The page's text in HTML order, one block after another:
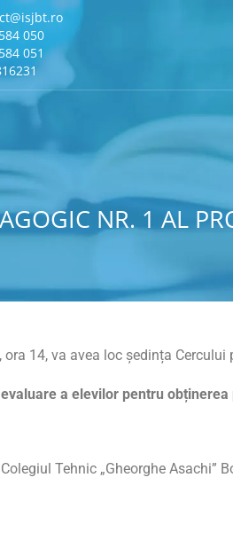
050
051
NR. 1 AL
ora 14, va avea loc ședința
a elevilor pentru
Tehnic „Gheorghe Asachi”